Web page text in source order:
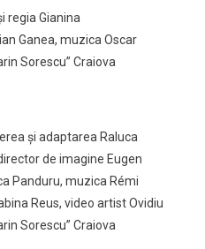
regiaGianina
Ganea, muzica Oscar
Sorescu” Craiova
și adaptarea Raluca
de imagine Eugen
Panduru, muzica Rémi
Reus, video artist Ovidiu
Sorescu” Craiova